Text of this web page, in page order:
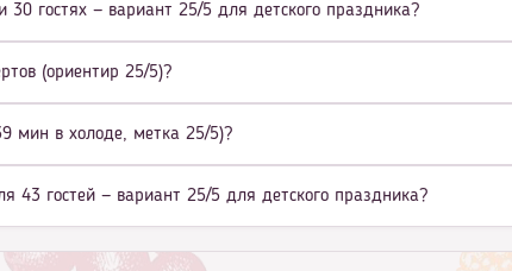
гостях — вариант 25/5 для детского праздника?
(ориентир 25/5)?
мин в холоде, метка 25/5)?
43 гостей — вариант 25/5 для детского праздника?